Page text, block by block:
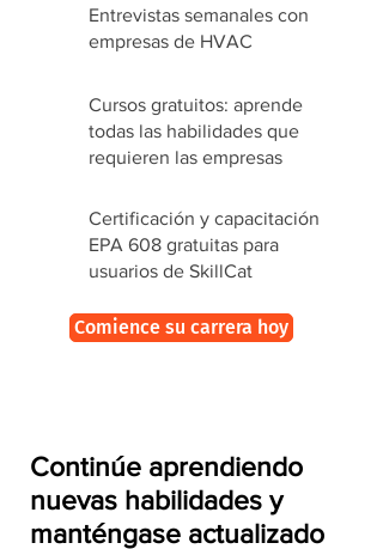
Entrevistas semanales con
empresas de HVAC
Cursos gratuitos: aprende
todas las habilidades que
requieren las empresas
Certificación y capacitación
EPA 608 gratuitas para
usuarios de SkillCat
Comience su carrera hoy
Continúe aprendiendo
nuevas habilidades y
manténgase actualizado